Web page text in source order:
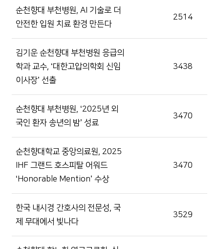
순천향대 부천병원, AI 기술로 더
안전한 입원 치료 환경 만든다
2514
김기운 순천향대 부천병원 응급의
학과 교수, ‘대한고압의학회 신임
이사장’ 선출
3438
순천향대 부천병원, ‘2025년 외
국인 환자 송년의 밤’ 성료
3470
순천향대학교 중앙의료원, 2025
IHF 그랜드 호스피탈 어워드
‘Honorable Mention’ 수상
3470
한국 내시경 간호사의 전문성, 국
제 무대에서 빛나다
3529